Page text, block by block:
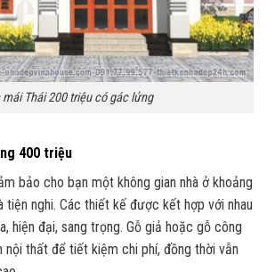
mái Thái 200 triệu có gác lửng
400 triệu
bảo cho bạn một không gian nhà ở khoảng
tiện nghi. Các thiết kế được kết hợp với nhau
hiện đại, sang trọng. Gỗ giả hoặc gỗ công
thất để tiết kiệm chi phí, đồng thời vẫn